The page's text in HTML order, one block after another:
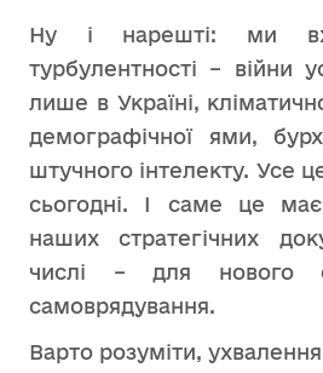
Ну і нарешті: ми
турбулентності – війни
лише в Україні,
демографічної ями,
штучного інтелекту. Усе
сьогодні. І саме це
наших стратегічних
числі – для нового
самоврядування.
Варто розуміти,